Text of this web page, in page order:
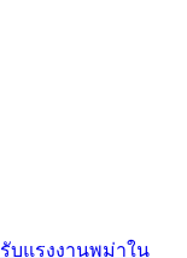
บแรงงานพม่าใน